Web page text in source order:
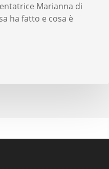
Marianna di
ha fatto e cosa è